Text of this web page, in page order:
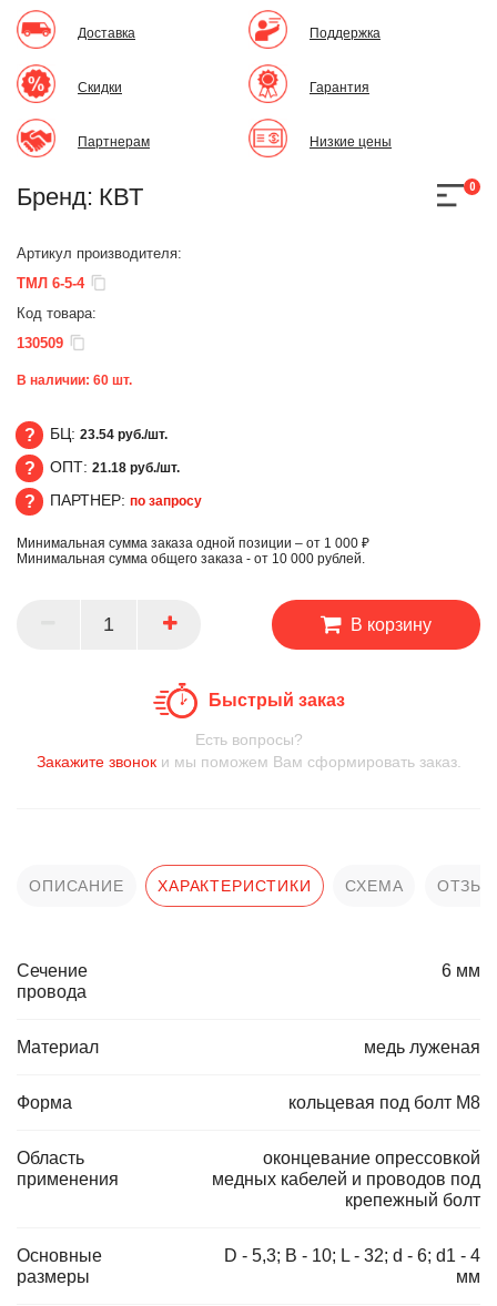
Доставка
Скидки
Партнерам
Поддержка
Гарантия
Низкие цены
Бренд: КВТ 0
Артикул производителя:
ТМЛ 6-5-4
Код товара:
130509
В наличии: 60 шт.
БЦ
БЦ: 23.54 руб./шт.
ОПТ
ОПТ: 21.18 руб./шт.
ПАРТНЕР
ПАРТНЕР: по запросу
Минимальная сумма заказа одной позиции – от 1 000 ₽
Минимальная сумма общего заказа - от 10 000 рублей.
В корзину
Быстрый заказ
Есть вопросы?
Закажите звоноки мы поможем Вам сформировать заказ.
ОПИСАНИЕ ХАРАКТЕРИСТИКИ СХЕМА
Сечение
провода
6 мм
Материал медь луженая
Форма кольцевая под болт М8
Область
применения
оконцевание опрессовкой
медных кабелей и проводов под
крепежный болт
Основные
размеры
D - 5,3; B - 10; L - 32; d - 6; d1 - 4
мм